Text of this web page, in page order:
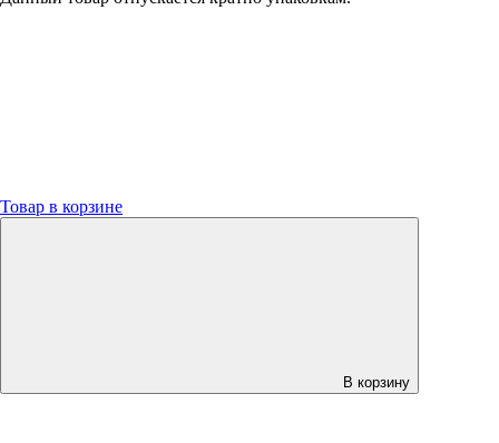
Товар в корзине
В корзину